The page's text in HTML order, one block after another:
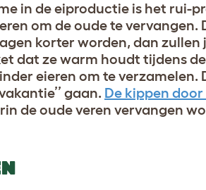
in de eiproductie is het rui-
om de oude te vervangen.
korter worden, dan zullen
dat ze warm houdt tijdens
eieren om te verzamelen.
gaan. De kippen
de oude veren vervangen